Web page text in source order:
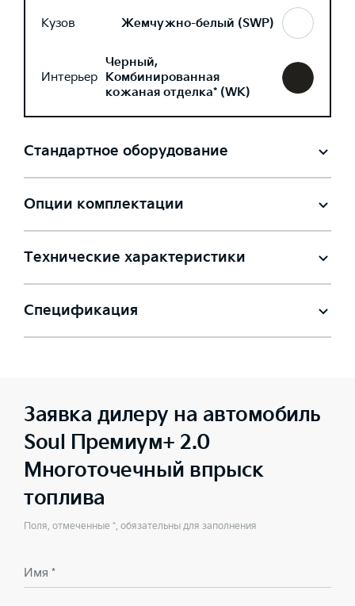
Кузов Жемчужно-белый (SWP)
Интерьер
Черный,
Комбинированная
кожаная отделка* (WK)
Стандартное оборудование
Опции комплектации
Технические характеристики
Спецификация
Заявка дилеру на автомобиль
Soul Премиум+ 2.0
Многоточечный впрыск
топлива
Поля, отмеченные *, обязательны для заполнения
Имя *